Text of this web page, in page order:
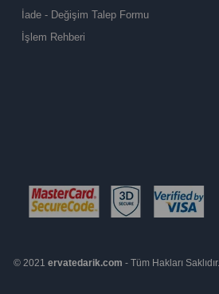
İade - Değişim Talep Formu
İşlem Rehberi
© 2021 ervatedarik.com - Tüm Hakları Saklıdır.